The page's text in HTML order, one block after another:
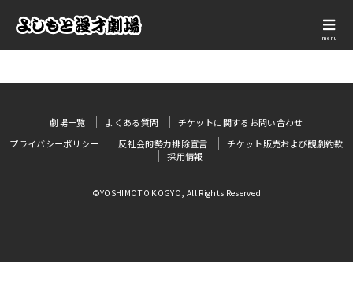
menu
劇場一覧 よくある質問
チケットに関するお問い合わせ
プライバシーポリシー
反社会的勢力排除宣言
チケット販売および観劇約款
採用情報
©YOSHIMOTO KOGYO, All Rights Reserved